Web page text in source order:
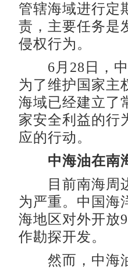
管辖海域进行定
责，主要任务是
侵权行为。
6月28日，中
为了维护国家主
海域已经建立了
家安全利益的行
应的行动。
中海油在南
目前南海周边
为严重。中国海
海地区对外开放
作勘探开发。
然而，中海油